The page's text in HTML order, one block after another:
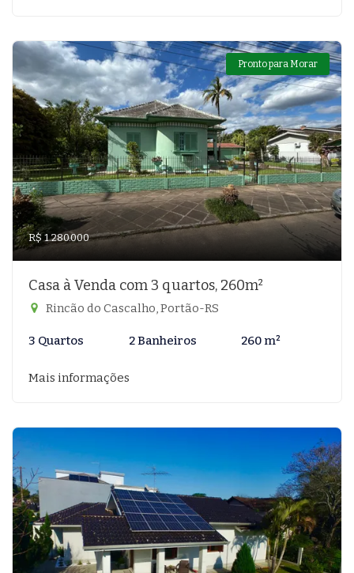
Pronto para Morar
R$ 1.280.000
Casa à Venda com 3 quartos, 260m²
Rincão do Cascalho, Portão-RS
3 Quartos 2 Banheiros 260 m²
Mais informações